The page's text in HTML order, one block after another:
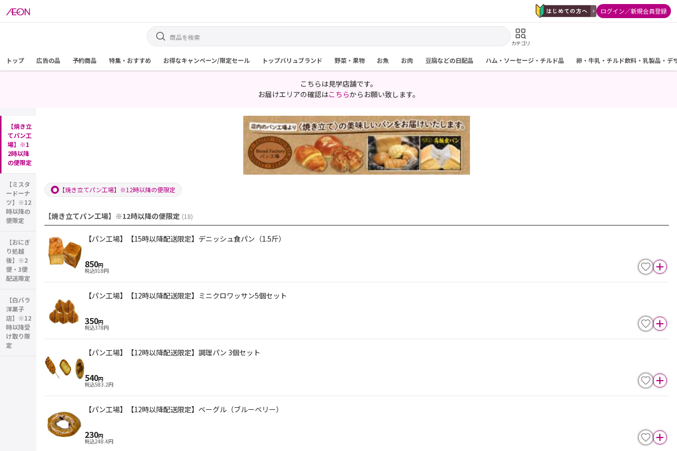
ログイン／新規会員登録
カテゴリ
トップ 広告の品 予約商品 特集・おすすめ お得なキャンペーン/限定セール トップバリュブランド 野菜・果物 お魚 お肉 豆腐などの日配品 ハム・ソーセージ・チルド品 卵・牛乳・チルド飲料・乳製品・デ
こちらは見学店舗です。
お届けエリアの確認はこちらからお願い致します。
【焼き立
てパン工
場】※1
2時以降
の便限定
【ミスタ
ードーナ
ツ】※12
時以降の
便限定
【おにぎ
り処越
後】※2
便・3便
配送限定
【白バラ
洋菓子
店】※12
時以降受
け取り限
定
【焼き立てパン工場】※12時以降の便限定
【焼き立てパン工場】※12時以降の便限定 (18)
【パン工場】【15時以降配送限定】デニッシュ食パン（1.5斤）
850円
税込918円
【パン工場】【12時以降配送限定】ミニクロワッサン5個セット
350円
税込378円
【パン工場】【12時以降配送限定】調理パン 3個セット
540円
税込583.2円
【パン工場】【12時以降配送限定】ベーグル（ブルーベリー）
230円
税込248.4円